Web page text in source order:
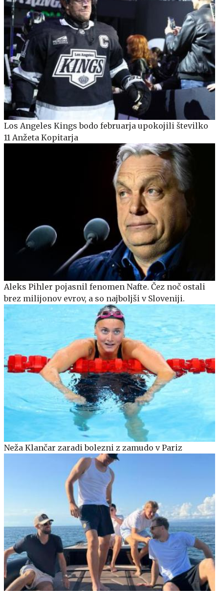
Los Angeles Kings bodo februarja upokojili številko
11 Anžeta Kopitarja
Aleks Pihler pojasnil fenomen Nafte. Čez noč ostali
brez milijonov evrov, a so najboljši v Sloveniji.
Neža Klančar zaradi bolezni z zamudo v Pariz